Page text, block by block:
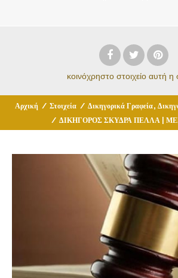
κοινόχρηστο στοιχείο αυτή η
Αρχική / Στοιχεία / Δικηγορικά Γραφεία,
/ ΔΙΚΗΓΟΡΟΣ ΣΚΥΔΡΑ ΠΕΛΛΑ |